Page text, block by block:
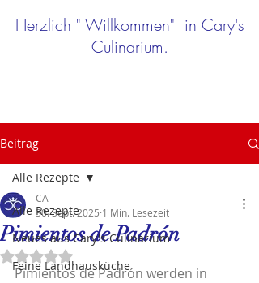
Herzlich " Willkommen" in Cary's
Culinarium.
Beitrag
Alle Rezepte
Neues aus Cary's Culinarium
Feine Landhausküche
Alle Rezepte
Pimientos de Padrón
CA
30. Sept. 2025 1 Min. Lesezeit
Mit NaN von 5 Sternen bewertet.
Pimientos de Padrón werden in